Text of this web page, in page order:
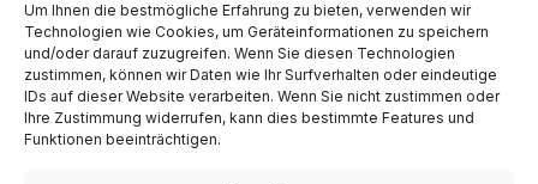
Um Ihnen die bestmögliche Erfahrung zu bieten, verwenden wir
Technologien wie Cookies, um Geräteinformationen zu speichern
und/oder darauf zuzugreifen. Wenn Sie diesen Technologien
zustimmen, können wir Daten wie Ihr Surfverhalten oder eindeutige
IDs auf dieser Website verarbeiten. Wenn Sie nicht zustimmen oder
Ihre Zustimmung widerrufen, kann dies bestimmte Features und
Funktionen beeinträchtigen.
August 2024
Juli 2024
Juni 2024
Mai 2024
April 2024
März 2024